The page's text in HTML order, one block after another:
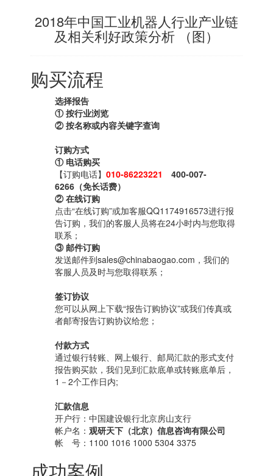
2018年中国工业机器人行业产业链
及相关利好政策分析 （图）
购买流程
选择报告
① 按行业浏览
② 按名称或内容关键字查询
订购方式
① 电话购买
【订购电话】 010-86223221 400-007-
6266（免长话费）
② 在线订购
点击“在线订购”或加客服QQ1174916573进行报
告订购，我们的客服人员将在24小时内与您取得
联系；
③ 邮件订购
发送邮件到sales@chinabaogao.com，我们的
客服人员及时与您取得联系；
签订协议
您可以从网上下载“报告订购协议”或我们传真或
者邮寄报告订购协议给您；
付款方式
通过银行转账、网上银行、邮局汇款的形式支付
报告购买款，我们见到汇款底单或转账底单后，
1－2个工作日内;
汇款信息
开户行：中国建设银行北京房山支行
帐户名： 观研天下（北京）信息咨询有限公司
帐 号：1100 1016 1000 5304 3375